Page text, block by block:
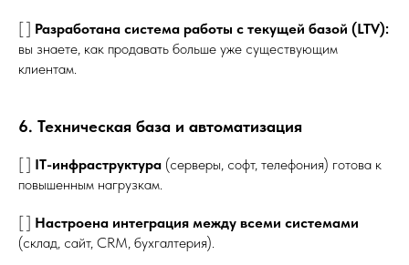
[ ] Разработана система работы с текущей базой (LTV):
вы знаете, как продавать больше уже существующим
клиентам.
6. Техническая база и автоматизация
[ ] IT-инфраструктура (серверы, софт, телефония) готова к
повышенным нагрузкам.
[ ] Настроена интеграция между всеми системами
(склад, сайт, CRM, бухгалтерия).